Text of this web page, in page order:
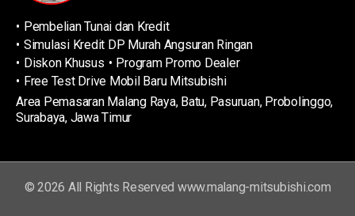
Double USB Charger, USB Connectivity (Dakar,
Exeed)
Dual Zone Automatic Air Conditioning AC (Dakar,
Exeed)
Control for Rear Passenger support HDMI & USB
Pembelian Tunai dan Kredit
Simulasi Kredit DP Murah Angsuran Ringan
Diskon Khusus
Program Promo Dealer
Free Test Drive Mobil Baru Mitsubishi
Area Pemasaran Malang Raya, Batu, Pasuruan, Probolinggo,
Surabaya, Jawa Timur
© 2026 All Rights Reserved www.malang-mitsubishi.com